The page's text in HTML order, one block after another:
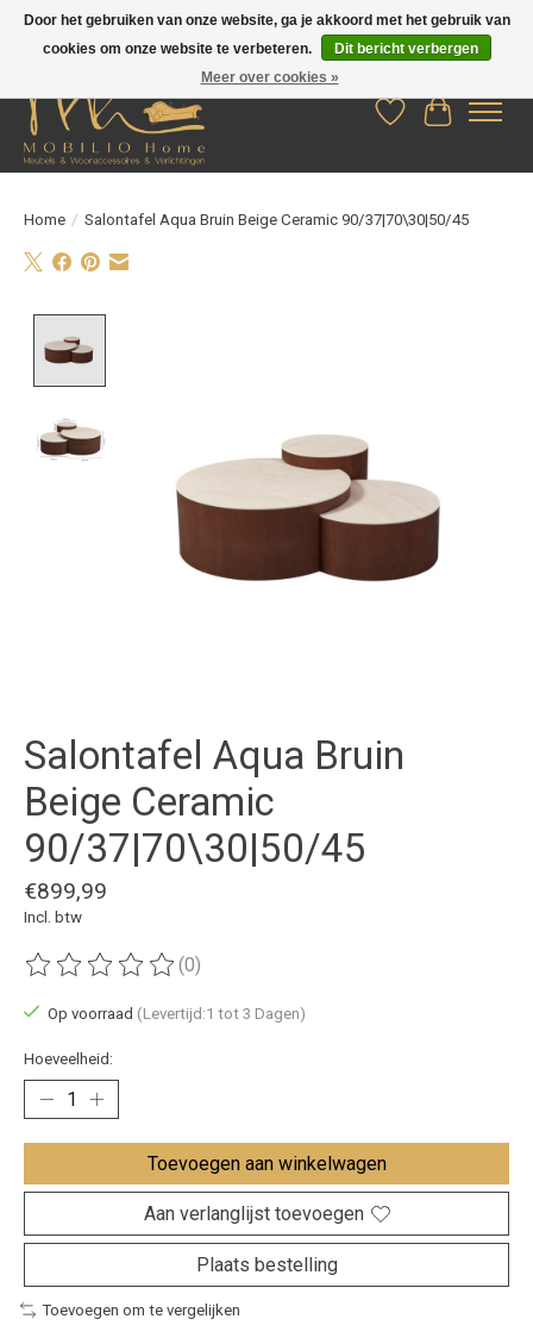
Verlanglijst
Home / Salontafel Aqua Bruin Beige Ceramic 90/37|70\30|50/45
Salontafel Aqua Bruin
Beige Ceramic
90/37|70\30|50/45
€899,99
Incl. btw
De beoordeling van dit product is
(0)
Op voorraad (Levertijd:1 tot 3 Dagen)
Hoeveelheid:
Toevoegen aan winkelwagen
Aan verlanglijst toevoegen
Plaats bestelling
Toevoegen om te vergelijken
Door het gebruiken van onze website, ga je akkoord met het gebruik van
cookies om onze website te verbeteren.
Dit bericht verbergen
Meer over cookies »